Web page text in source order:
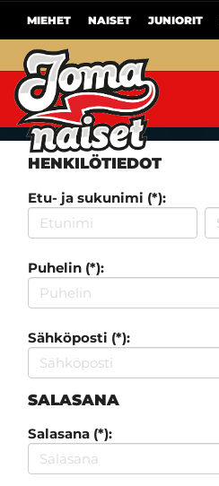
MIEHET NAISET JUNIORIT
HENKILÖTIEDOT
Etu- ja sukunimi (*):
Puhelin (*):
Sähköposti (*):
SALASANA
Salasana (*):